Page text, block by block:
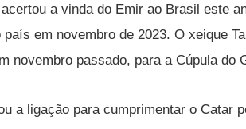
acertou a vinda do Emir ao Brasil este
país em novembro de 2023. O xeique
novembro passado, para a Cúpula do
a ligação para cumprimentar o Catar